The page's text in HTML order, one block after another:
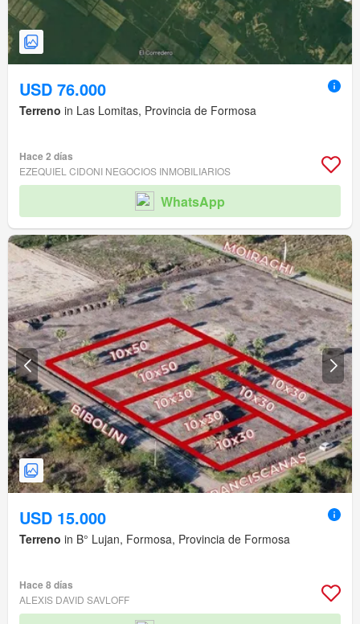
USD 76.000
Terreno in Las Lomitas, Provincia de Formosa
Hace 2 días
EZEQUIEL CIDONI NEGOCIOS INMOBILIARIOS
WhatsApp
USD 15.000
Terreno in B° Lujan, Formosa, Provincia de Formosa
Hace 8 días
ALEXIS DAVID SAVLOFF